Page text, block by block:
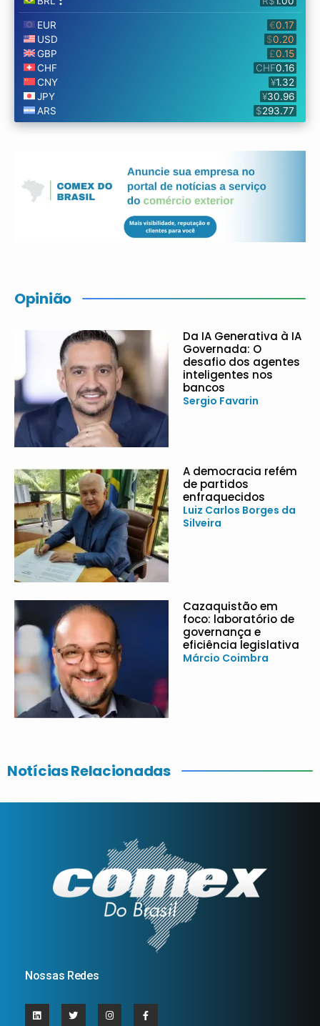
Opinião
Da IA Generativa à IA
Governada: O
desafio dos agentes
inteligentes nos
bancos
Sergio Favarin
A democracia refém
de partidos
enfraquecidos
Luiz Carlos Borges da
Silveira
Cazaquistão em
foco: laboratório de
governança e
eficiência legislativa
Márcio Coimbra
Notícias Relacionadas
Nossas Redes